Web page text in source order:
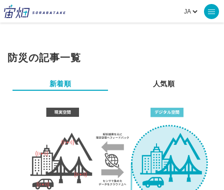
防災の記事一覧
新着順 人気順